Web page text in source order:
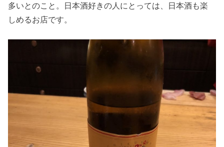
多いとのこと。日本酒好きの人にとっては、日本酒も楽
しめるお店です。